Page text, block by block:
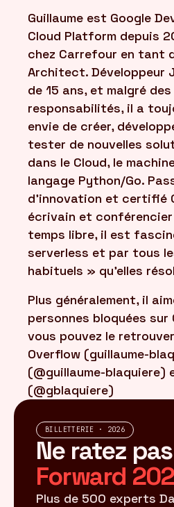
Guillaume est Google
Cloud Platform depuis
chez Carrefour en tant
Architect. Développeur
de 15 ans, et malgré
responsabilités, il a
envie de créer,
tester de nouvelles
dans le Cloud, le
langage Python/Go.
d'innovation et certifié
écrivain et
temps libre, il est
serverless et par tous
habituels » qu'elles
Plus généralement, il
personnes bloquées sur
vous pouvez le
Overflow (guillaume-
(@guillaume-blaquiere)
(@gblaquiere)
BILLETTERIE · 2026
Ne ratez pas
Forward
Plus de 500 experts